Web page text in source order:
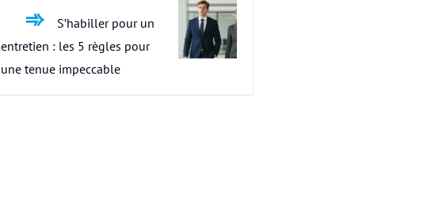
S’habiller pour un
entretien : les 5 règles pour
une tenue impeccable